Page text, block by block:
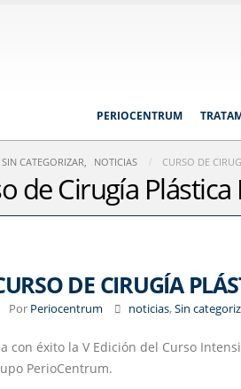
PERIOCENTRUM
SIN CATEGORIZAR, NOTICIAS CURSO DE
de Cirugía
DE CIRUGÍA
Por Periocentrum noticias,Sin
con éxito la V Edición del Curso
PerioCentrum.